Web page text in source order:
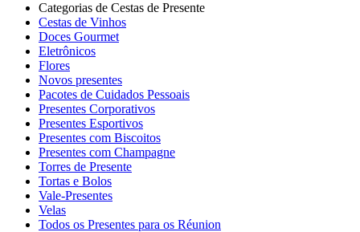
Categorias de Cestas de Presente
Cestas de Vinhos
Doces Gourmet
Eletrônicos
Flores
Novos presentes
Pacotes de Cuidados Pessoais
Presentes Corporativos
Presentes Esportivos
Presentes com Biscoitos
Presentes com Champagne
Torres de Presente
Tortas e Bolos
Vale-Presentes
Velas
Todos os Presentes para os Réunion